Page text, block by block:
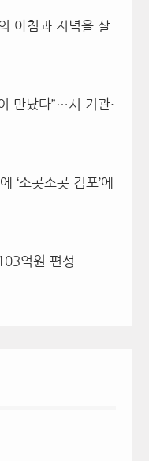
아침과 저녁을 살
만났다”…시 기관·
‘소곳소곳 김포’에
억원 편성